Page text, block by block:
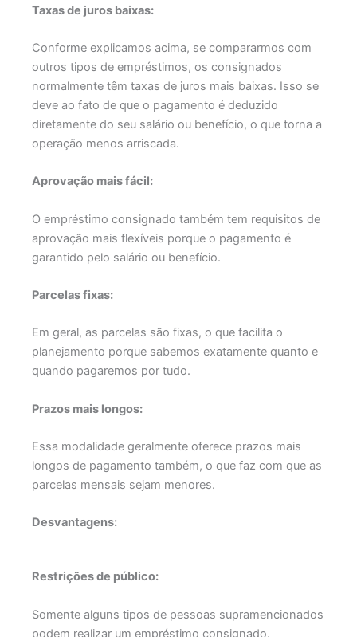
Taxas de juros baixas:
Conforme explicamos acima, se compararmos com
outros tipos de empréstimos, os consignados
normalmente têm taxas de juros mais baixas. Isso se
deve ao fato de que o pagamento é deduzido
diretamente do seu salário ou benefício, o que torna a
operação menos arriscada.
Aprovação mais fácil:
O empréstimo consignado também tem requisitos de
aprovação mais flexíveis porque o pagamento é
garantido pelo salário ou benefício.
Parcelas fixas:
Em geral, as parcelas são fixas, o que facilita o
planejamento porque sabemos exatamente quanto e
quando pagaremos por tudo.
Prazos mais longos:
Essa modalidade geralmente oferece prazos mais
longos de pagamento também, o que faz com que as
parcelas mensais sejam menores.
Desvantagens:
Restrições de público:
Somente alguns tipos de pessoas supramencionados
podem realizar um empréstimo consignado.